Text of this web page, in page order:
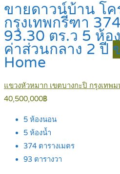
ขายดาวน์บ้าน โค
กรุงเทพกรีฑา
93.30 ตร.ว 5 ห้อ
ค่าส่วนกลาง 2 ปี
Home
แขวงหัวหมาก เขตบางกะปิ กรุงเทพ
40,500,000฿
5 ห้องนอน
5 ห้องน้ำ
374 ตารางเมตร
93 ตารางวา